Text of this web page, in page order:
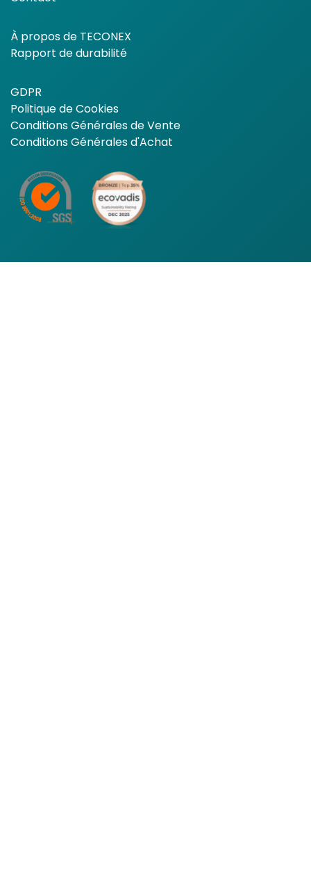
À propos de TECONEX
Rapport de durabilité
GDPR
Politique de Cookies
Conditions Générales de Vente
Conditions Générales d'Achat